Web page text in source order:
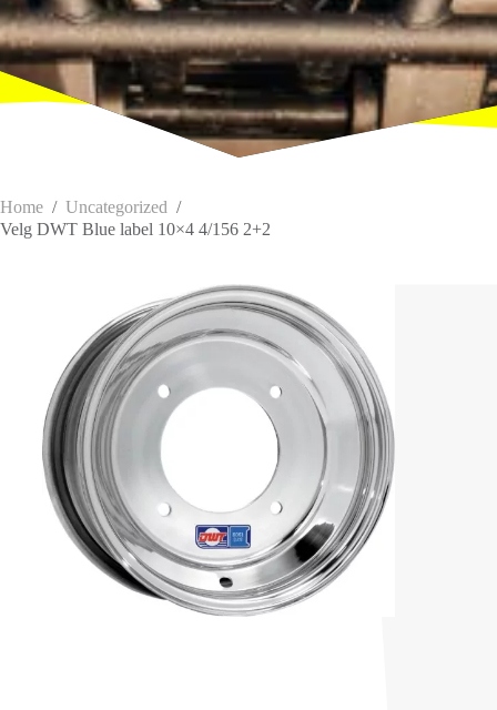
Home / Uncategorized /
Velg DWT Blue label 10×4 4/156 2+2